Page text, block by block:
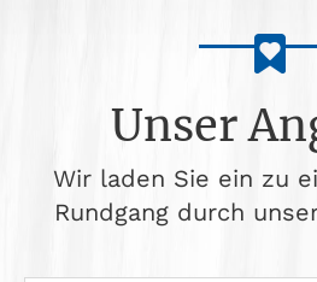
Unser
Wir laden Sie ein zu
Rundgang durch